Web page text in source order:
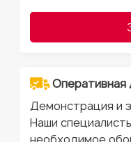
Оперативная
Демонстрация и
Наши